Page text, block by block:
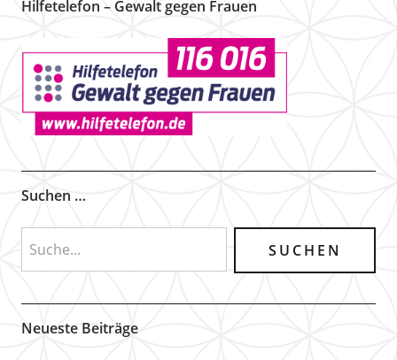
Hilfetelefon – Gewalt gegen Frauen
Suchen …
Neueste Beiträge